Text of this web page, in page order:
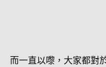
而一直以嚟，大家都對